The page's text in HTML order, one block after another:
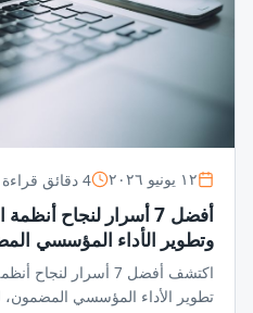
١٢ يونيو ٢٠٢٦ 4 دقائق قراءة
أفضل 7 أسرار لنجاح
وتطوير الأداء المؤسسي
اكتشف أفضل 7 أسرار
تطوير الأداء المؤسسي المضمون،